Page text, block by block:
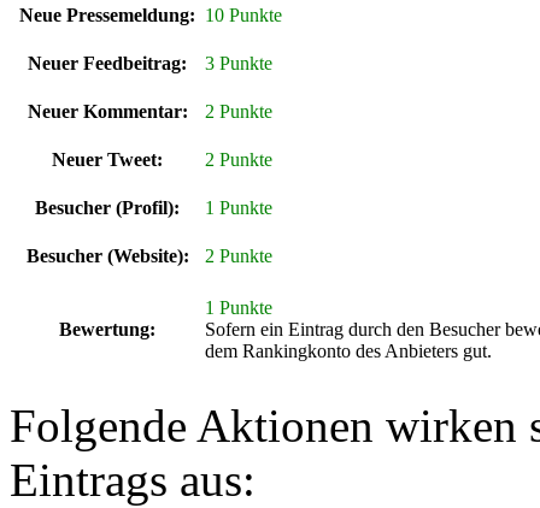
Neue Pressemeldung: 10 Punkte
Neuer Feedbeitrag: 3 Punkte
Neuer Kommentar: 2 Punkte
Neuer Tweet: 2 Punkte
Besucher (Profil): 1 Punkte
Besucher (Website): 2 Punkte
Bewertung:
1 Punkte
Sofern ein Eintrag durch den Besucher
dem Rankingkonto des Anbieters gut.
Folgende Aktionen wirken
Eintrags aus: